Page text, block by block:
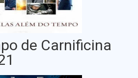
de Carnificina